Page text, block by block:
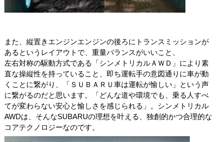
また、縦置きエンジンエンジンの後ろにトランスミッションが
あるというレイアウトで、重量バランスがいいこと、
左右対称の駆動方式である「シンメトリカルＡＷＤ」により素
直な操縦性を持っていること、即ち運転手の意図通りに車が動
くことに繋がり、「ＳＵＢＡＲＵ車は運転が愉しい」という声
に繋がるのだと思います。「どんな道や環境でも、乗る人すべ
てが変わらない安心と愉しさを感じられる」。シンメトリカル
AWDは、そんなSUBARUの理想を叶える、独創的かつ合理的な
コアテクノロジーなのです。